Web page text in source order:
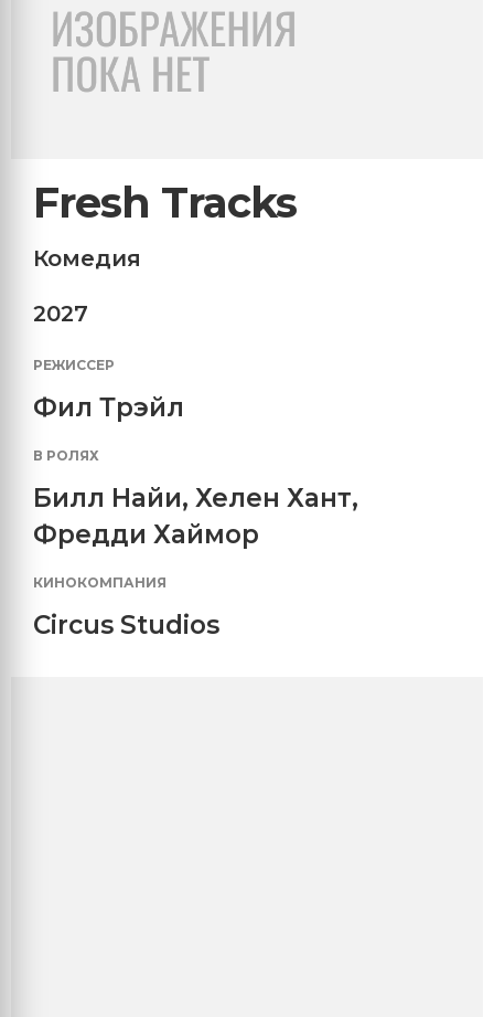
Fresh Tracks
Комедия
2027
РЕЖИССЕР
Фил Трэйл
В РОЛЯХ
Билл Найи, Хелен Хант,
Фредди Хаймор
КИНОКОМПАНИЯ
Circus Studios